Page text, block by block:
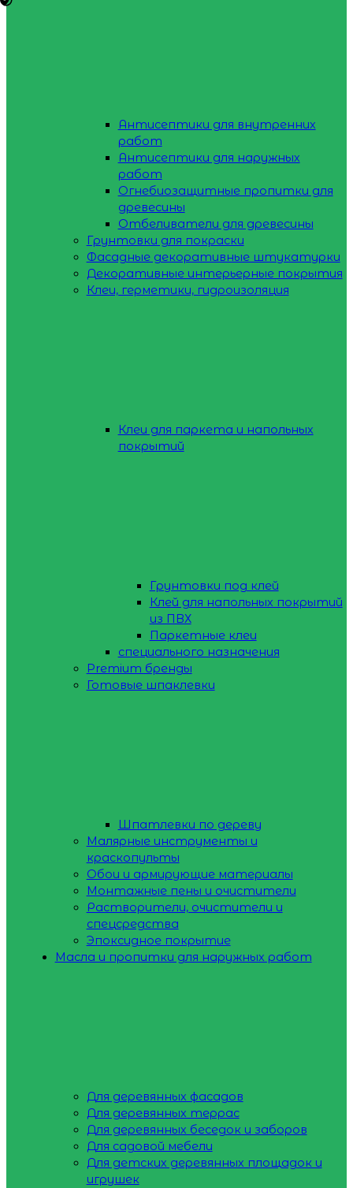
Антисептики для внутренних
работ
Антисептики для наружных
работ
Огнебиозащитные пропитки для
древесины
Отбеливатели для древесины
Грунтовки для покраски
Фасадные декоративные штукатурки
Декоративные интерьерные покрытия
Клеи, герметики, гидроизоляция
Клеи для паркета и напольных
покрытий
Грунтовки под клей
Клей для напольных покрытий
из ПВХ
Паркетные клеи
специального назначения
Premium бренды
Готовые шпаклевки
Шпатлевки по дереву
Малярные инструменты и
краскопульты
Обои и армирующие материалы
Монтажные пены и очистители
Растворители, очистители и
спецсредства
Эпоксидное покрытие
Масла и пропитки для наружных работ
Для деревянных фасадов
Для деревянных террас
Для деревянных беседок и заборов
Для садовой мебели
Для детских деревянных площадок и
игрушек